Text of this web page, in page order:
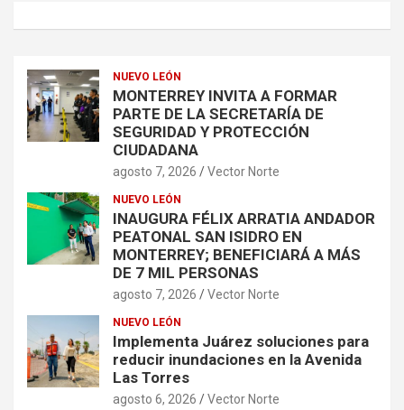
NUEVO LEÓN
MONTERREY INVITA A FORMAR
PARTE DE LA SECRETARÍA DE
SEGURIDAD Y PROTECCIÓN
CIUDADANA
agosto 7, 2026 Vector Norte
NUEVO LEÓN
INAUGURA FÉLIX ARRATIA ANDADOR
PEATONAL SAN ISIDRO EN
MONTERREY; BENEFICIARÁ A MÁS
DE 7 MIL PERSONAS
agosto 7, 2026 Vector Norte
NUEVO LEÓN
Implementa Juárez soluciones para
reducir inundaciones en la Avenida
Las Torres
agosto 6, 2026 Vector Norte